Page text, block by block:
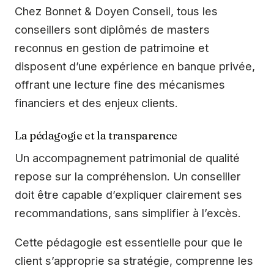
Chez Bonnet & Doyen Conseil, tous les
conseillers sont diplômés de masters
reconnus en gestion de patrimoine et
disposent d’une expérience en banque privée,
offrant une lecture fine des mécanismes
financiers et des enjeux clients.
La pédagogie et la transparence
Un accompagnement patrimonial de qualité
repose sur la compréhension. Un conseiller
doit être capable d’expliquer clairement ses
recommandations, sans simplifier à l’excès.
Cette pédagogie est essentielle pour que le
client s’approprie sa stratégie, comprenne les